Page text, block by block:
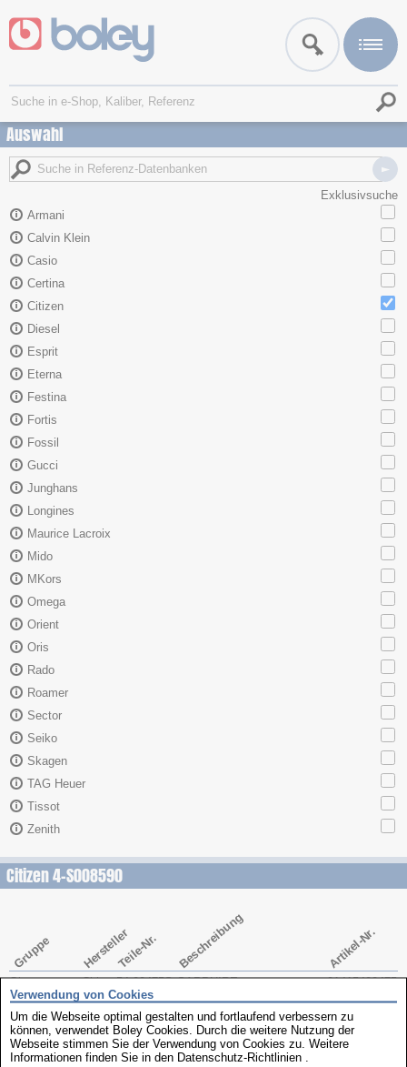
Auswahl
Exklusivsuche
Armani
Calvin Klein
Casio
Certina
Citizen
Diesel
Esprit
Eterna
Festina
Fortis
Fossil
Gucci
Junghans
Longines
Maurice Lacroix
Mido
MKors
Omega
Orient
Oris
Rado
Roamer
Sector
Seiko
Skagen
TAG Heuer
Tissot
Zenith
Citizen 4-S008590
Gruppe HerstellerTeile-Nr. Beschreibung Artikel-Nr.
Glas
Citize
n
54-00475S
H
SAPPHIRE
91415400475
Krone
Citize
n
506-02140
A
91425060214
0
Bodendichtu
Citize 392-1164
Verwendung von Cookies
Um die Webseite optimal gestalten und fortlaufend verbessern zu
können, verwendet Boley Cookies. Durch die weitere Nutzung der
Webseite stimmen Sie der Verwendung von Cookies zu. Weitere
Informationen finden Sie in den Datenschutz-Richtlinien